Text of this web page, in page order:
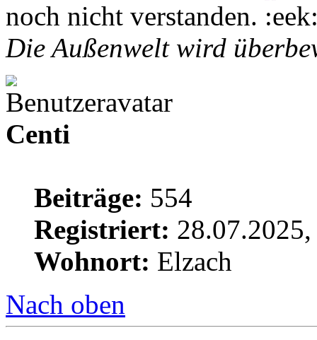
noch nicht verstanden.
Die Außenwelt wird
Centi
Beiträge: 554
Registriert:
Wohnort: Elzach
Nach oben